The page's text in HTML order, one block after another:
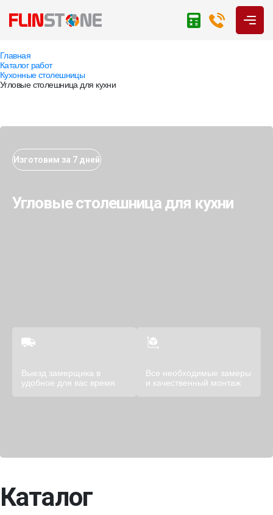
Главная
Каталог работ
Кухонные столешницы
Угловые столешница для кухни
Изготовим за 7 дней
Угловые столешница для кухни
Выезд замерщика в
удобное для вас время
Все необходимые замеры
и качественный монтаж
Каталог